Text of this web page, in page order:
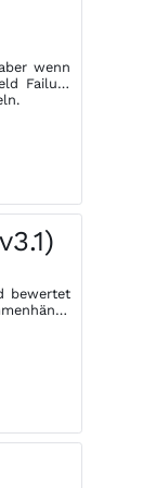
wenn
Failure
bewertet